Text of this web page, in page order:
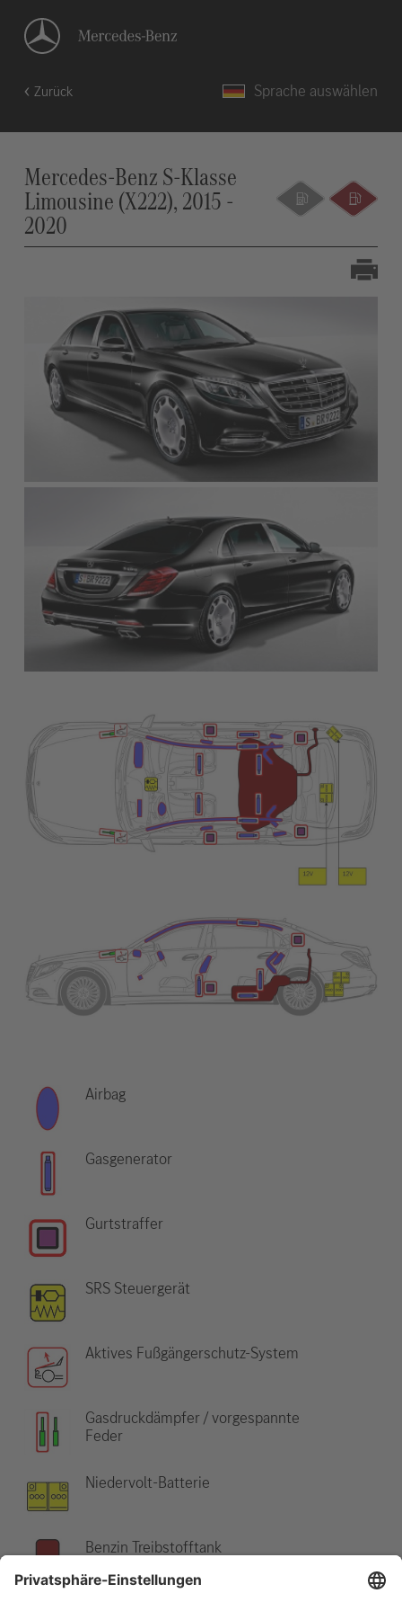
Zurück Sprache auswählen
Mercedes-Benz S-Klasse
Limousine (X222), 2015 -
2020
Airbag
Gasgenerator
Gurtstraffer
SRS Steuergerät
Aktives Fußgängerschutz-System
Gasdruckdämpfer / vorgespannte
Feder
Niedervolt-Batterie
Benzin Treibstofftank